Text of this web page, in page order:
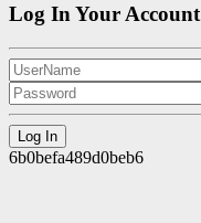
Log In Your Account
6b0befa489d0beb6